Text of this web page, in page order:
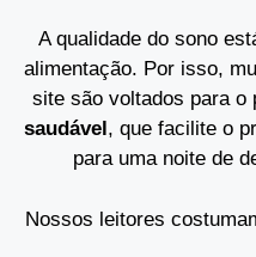
A qualidade do sono
alimentação. Por isso,
site são voltados para o
saudável, que facilite o
para uma noite de
Nossos leitores